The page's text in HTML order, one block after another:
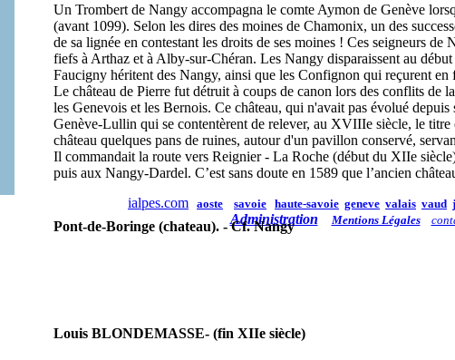
ialpes.com aoste savoie haute-savoie geneve valais vaud
Administration Mentions Légales
Un Trombert de Nangy accompagna le comte Aymon de Genève
(avant 1099). Selon les dires des moines de Chamonix, un des
de sa lignée en contestant les droits de ses moines ! Ces seigneurs de
fiefs à Arthaz et à Alby-sur-Chéran. Les Nangy disparaissent au
Faucigny héritent des Nangy, ainsi que les Confignon qui reçurent
Le château de Pierre fut détruit à coups de canon lors des conflits de
les Genevois et les Bernois. Ce château, qui n'avait pas évolué depuis
Genève-Lullin qui se contentèrent de relever, au XVIIIe siècle, le titre
château quelques pans de ruines, autour d'un pavillon conservé,
Il commandait la route vers Reignier - La Roche (début du XIIe
puis aux Nangy-Dardel. C’est sans doute en 1589 que l’ancien
Pont-de-Boringe (chateau). - Cf. Nangy
Louis BLONDEMASSE- (fin XIIe siècle)